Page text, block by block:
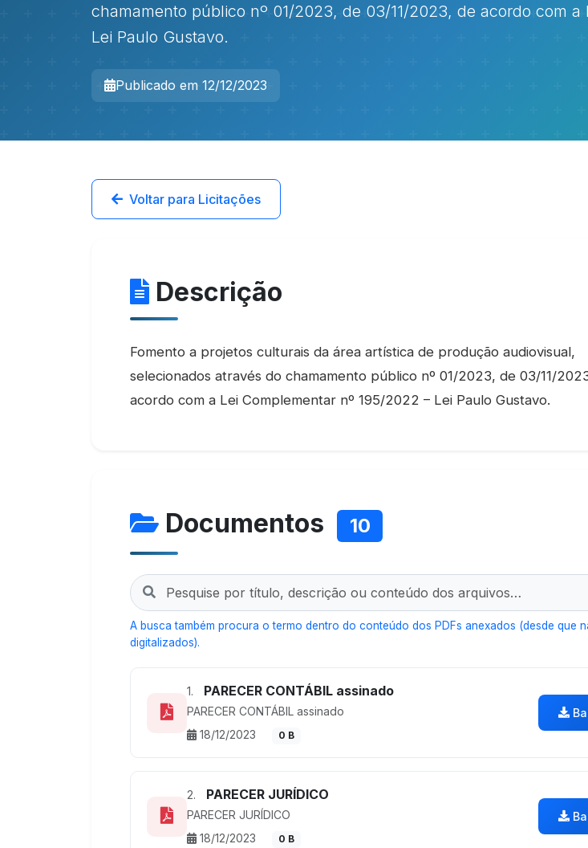
chamamento público nº 01/2023, de 03/11/2023, de acordo com
Lei Paulo Gustavo.
Publicado em 12/12/2023
Voltar para Licitações
Descrição
Fomento a projetos culturais da área artística de produção audiovisual,
selecionados através do chamamento público nº 01/2023, de 03/11/
acordo com a Lei Complementar nº 195/2022 – Lei Paulo Gustavo.
Documentos 10
A busca também procura o termo dentro do conteúdo dos PDFs anexados (desde que
digitalizados).
1. PARECER CONTÁBIL assinado
PARECER CONTÁBIL assinado
18/12/2023
0 B
2. PARECER JURÍDICO
PARECER JURÍDICO
18/12/2023
0 B